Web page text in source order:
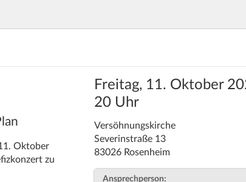
Freitag, 11. Oktober
20 Uhr
Versöhnungskirche
Severinstraße 13
83026 Rosenheim
Ansprechperson:
Oktober
zu